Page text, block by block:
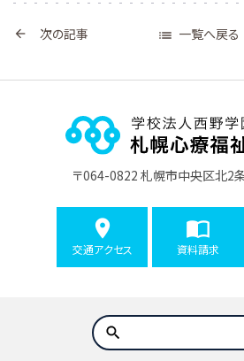
 次の記事  一覧へ戻る
〒064-0822 札幌市中央区北2
交通アクセス 資料請求